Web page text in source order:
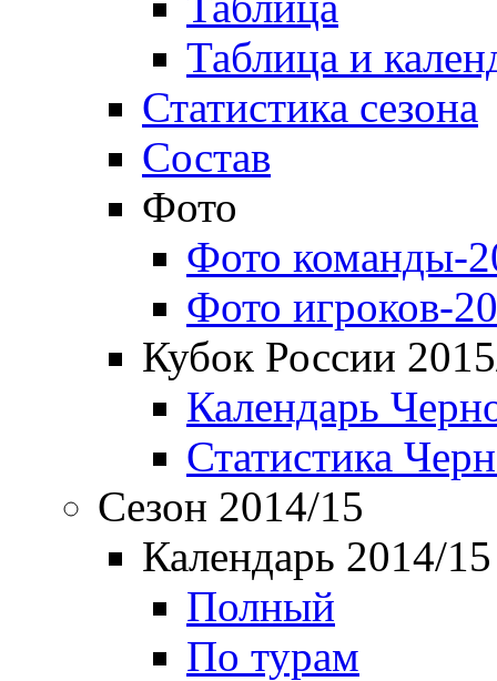
Таблица и
Статистика сезона
Состав
Фото
Фото команды-
Фото игроков-
Кубок России
Календарь
Статистика
Сезон 2014/15
Календарь 2014/15
Полный
По турам